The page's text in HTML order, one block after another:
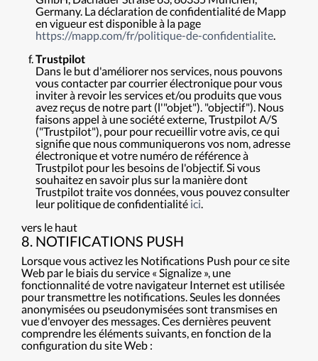
Germany. La déclaration de confidentialité de Mapp
en vigueur est disponible à la page
https://mapp.com/fr/politique-de-confidentialite.
Trustpilot
Dans le but d'améliorer nos services, nous pouvons
vous contacter par courrier électronique pour vous
inviter à revoir les services et/ou produits que vous
avez reçus de notre part (l'"objet"). "objectif"). Nous
faisons appel à une société externe, Trustpilot A/S
("Trustpilot"), pour pour recueillir votre avis, ce qui
signifie que nous communiquerons vos nom, adresse
électronique et votre numéro de référence à
Trustpilot pour les besoins de l'objectif. Si vous
souhaitez en savoir plus sur la manière dont
Trustpilot traite vos données, vous pouvez consulter
leur politique de confidentialité ici.
vers le haut
8. NOTIFICATIONS PUSH
Lorsque vous activez les Notifications Push pour ce site
Web par le biais du service « Signalize », une
fonctionnalité de votre navigateur Internet est utilisée
pour transmettre les notifications. Seules les données
anonymisées ou pseudonymisées sont transmises en
vue d'envoyer des messages. Ces dernières peuvent
comprendre les éléments suivants, en fonction de la
configuration du site Web :